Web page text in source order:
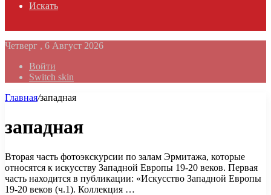
Искать
Четверг , 6 Август 2026
Войти
Switch skin
Главная/западная
западная
Вторая часть фотоэкскурсии по залам Эрмитажа, которые
относятся к искусству Западной Европы 19-20 веков. Первая
часть находится в публикации: «Искусство Западной Европы
19-20 веков (ч.1). Коллекция …